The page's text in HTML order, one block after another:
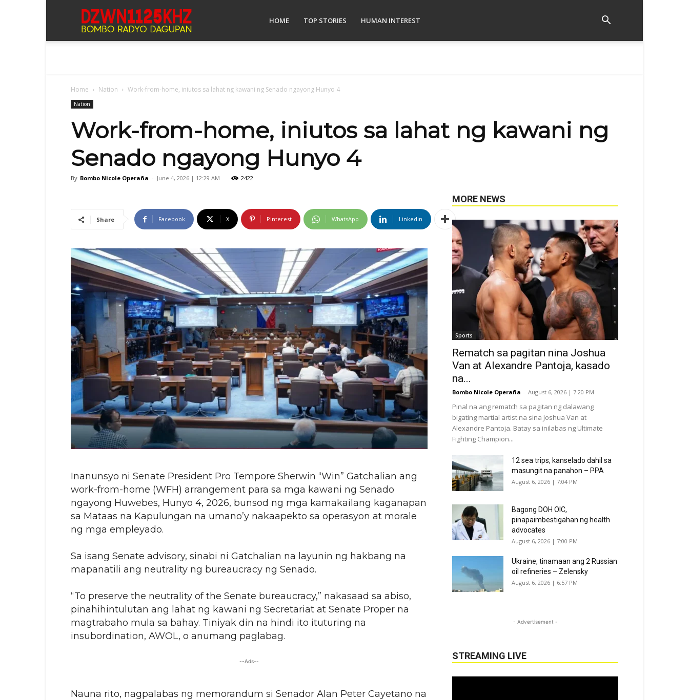
Bombo HOME TOP STORIES HUMAN INTEREST
Home Nation Work-from-home, iniutos sa lahat ng kawani ng Senado ngayong Hunyo 4
Nation
Work-from-home, iniutos sa lahat ng kawani ng
Senado ngayong Hunyo 4
By Bombo Nicole Operaña - June 4, 2026 | 12:29 AM 2422
Share Facebook X Pinterest WhatsApp Linkedin
Inanunsyo ni Senate President Pro Tempore Sherwin “Win” Gatchalian ang
work-from-home (WFH) arrangement para sa mga kawani ng Senado
ngayong Huwebes, Hunyo 4, 2026, bunsod ng mga kamakailang kaganapan
sa Mataas na Kapulungan na umano’y nakaapekto sa operasyon at morale
ng mga empleyado.
Sa isang Senate advisory, sinabi ni Gatchalian na layunin ng hakbang na
mapanatili ang neutrality ng bureaucracy ng Senado.
“To preserve the neutrality of the Senate bureaucracy,” nakasaad sa abiso,
pinahihintulutan ang lahat ng kawani ng Secretariat at Senate Proper na
magtrabaho mula sa bahay. Tiniyak din na hindi ito ituturing na
insubordination, AWOL, o anumang paglabag.
--Ads--
Nauna rito, nagpalabas ng memorandum si Senador Alan Peter Cayetano na
MORE NEWS
Sports
Rematch sa pagitan nina Joshua
Van at Alexandre Pantoja, kasado
na...
Bombo Nicole Operaña - August 6, 2026 | 7:20 PM
Pinal na ang rematch sa pagitan ng dalawang
bigating martial artist na sina Joshua Van at
Alexandre Pantoja. Batay sa inilabas ng Ultimate
Fighting Champion...
12 sea trips, kanselado dahil sa
masungit na panahon – PPA
August 6, 2026 | 7:04 PM
Bagong DOH OIC,
pinapaimbestigahan ng health
advocates
August 6, 2026 | 7:00 PM
Ukraine, tinamaan ang 2 Russian
oil refineries – Zelensky
August 6, 2026 | 6:57 PM
- Advertisement -
STREAMING LIVE